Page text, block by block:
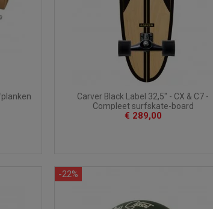
Carver Black Label 32,5" - CX & C7 -
Compleet surfskate-board
€ 289,00
-22%